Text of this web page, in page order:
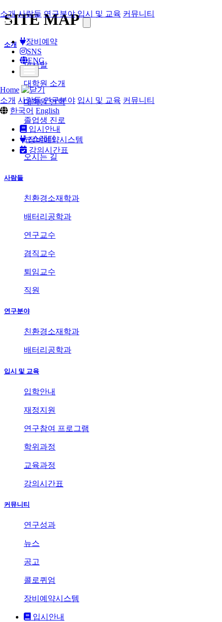
SITE MAP
소개
인사말
대학원 소개
대학원 연혁
졸업생 진로
뉴스레터
오시는 길
사람들
친환경소재학과
배터리공학과
연구교수
겸직교수
퇴임교수
직원
연구분야
친환경소재학과
배터리공학과
입시 및 교육
입학안내
재정지원
연구참여 프로그램
학위과정
교육과정
강의시간표
커뮤니티
연구성과
뉴스
공고
콜로퀴엄
장비예약시스템
입시안내
소개 사람들 연구분야 입시 및 교육 커뮤니티
장비예약
SNS
ENG
Home
소개 사람들 연구분야 입시 및 교육 커뮤니티
한국어 English
입시안내
장비예약시스템
강의시간표